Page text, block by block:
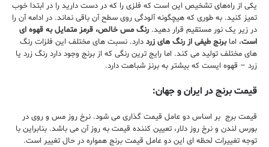
یکی از راه‌های تشخیص این است که فلزی را که در دست دارید را در ابتدا خوب
تمیز کنید. به طوری که هیچگونه آلودگی روی سطح آن باقی نماند. در ادامه آن را
در زیر یک نور مستقیم قرار دهید. رنگ مس خالص، قرمز متمایل به قهوه ای
است، امابرنج طیفی از رنگ های زرد دارد. نسبت های مختلف این فلزات رنگ
های مختلف تولید می کند. اما رایج ترین رنگی که از برنج وجود دارد رنگ زرد یا
زرد – قهوه ایست که بیشتر به برنز شباهت دارد.
قیمت برنج در ایران و جهان:
قیمت برج بر اساس دو عامل قیمت گذاری می شود. نرخ روز مس و روی در
بورس لندن و نرخ روز دلار، تعیین کننده قیمت به روز آن می باشد. بنابراین با
توجه تغییرات لحظه ای این دو عامل قیمت برنج همواره در حال تغییر است.